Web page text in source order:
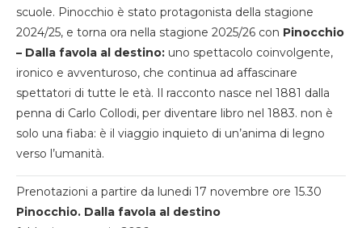
scuole. Pinocchio è stato protagonista della stagione
2024/25, e torna ora nella stagione 2025/26 con Pinocchio
– Dalla favola al destino: uno spettacolo coinvolgente,
ironico e avventuroso, che continua ad affascinare
spettatori di tutte le età. Il racconto nasce nel 1881 dalla
penna di Carlo Collodi, per diventare libro nel 1883. non è
solo una fiaba: è il viaggio inquieto di un’anima di legno
verso l’umanità.
Prenotazioni a partire da lunedi 17 novembre ore 15.30
Pinocchio. Dalla favola al destino